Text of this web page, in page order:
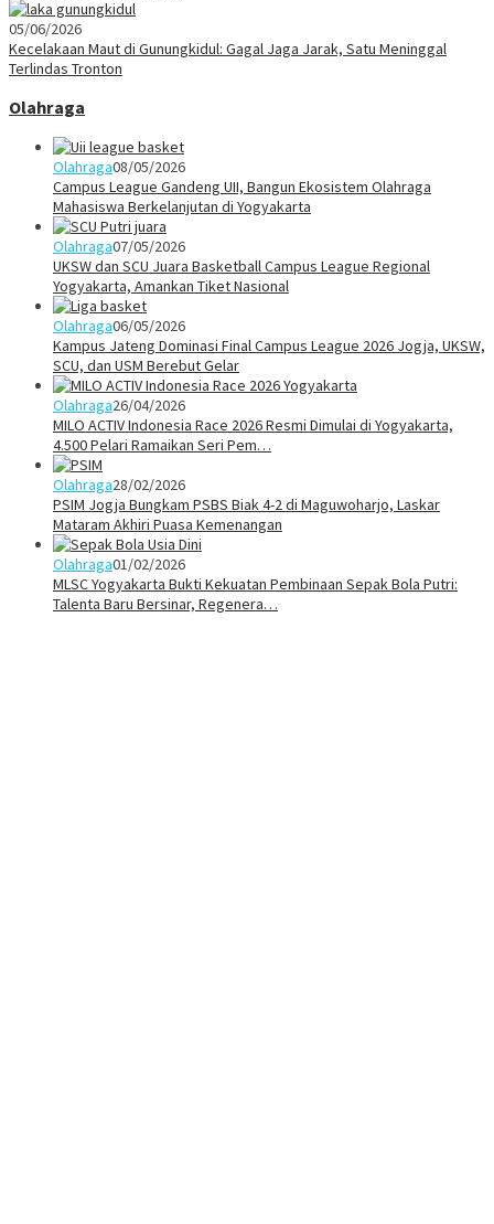
05/06/2026
Kecelakaan Maut di Gunungkidul: Gagal Jaga Jarak, Satu Meninggal
Terlindas Tronton
Olahraga
Olahraga08/05/2026
Campus League Gandeng UII, Bangun Ekosistem Olahraga
Mahasiswa Berkelanjutan di Yogyakarta
Olahraga07/05/2026
UKSW dan SCU Juara Basketball Campus League Regional
Yogyakarta, Amankan Tiket Nasional
Olahraga06/05/2026
Kampus Jateng Dominasi Final Campus League 2026 Jogja, UKSW,
SCU, dan USM Berebut Gelar
Olahraga26/04/2026
MILO ACTIV Indonesia Race 2026 Resmi Dimulai di Yogyakarta,
4.500 Pelari Ramaikan Seri Pem…
Olahraga28/02/2026
PSIM Jogja Bungkam PSBS Biak 4-2 di Maguwoharjo, Laskar
Mataram Akhiri Puasa Kemenangan
Olahraga01/02/2026
MLSC Yogyakarta Bukti Kekuatan Pembinaan Sepak Bola Putri:
Talenta Baru Bersinar, Regenera…